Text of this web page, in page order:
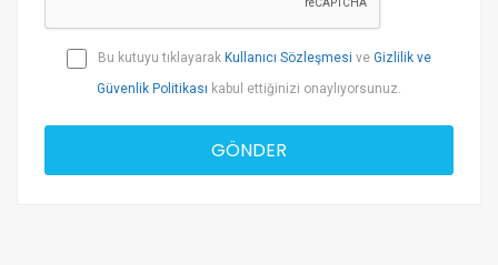
Bu kutuyu tıklayarak Kullanıcı Sözleşmesi ve Gizlilik ve
Güvenlik Politikası kabul ettiğinizi onaylıyorsunuz.